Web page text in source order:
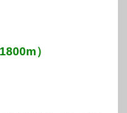
）